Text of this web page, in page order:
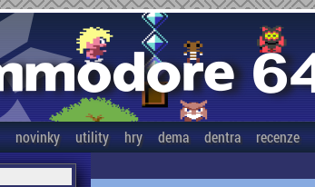
novinky utility hry dema dentra recenze